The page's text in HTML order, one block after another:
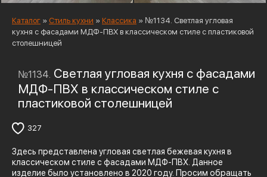
Каталог » Стиль кухни » Классика » №1134. Светлая угловая
кухня с фасадами МДФ-ПВХ в классическом стиле с пластиковой
столешницей
№1134. Светлая угловая кухня с фасадами
МДФ-ПВХ в классическом стиле с
пластиковой столешницей
327
Здесь представлена угловая светлая бежевая кухня в
классическом стиле с фасадами МДФ-ПВХ. Данное
изделие было установлено в 2020 году. Просим обращать